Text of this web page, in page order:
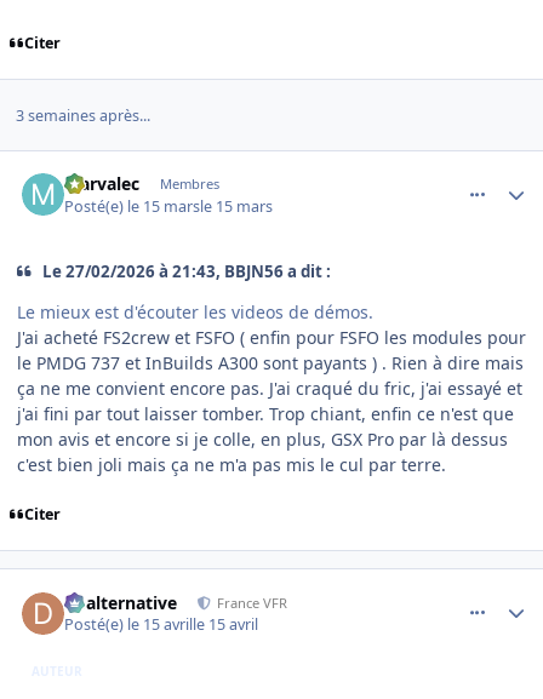
Citer
3 semaines après...
Marvalec Membres
Posté(e) le 15 marsle 15 mars
Le 27/02/2026 à 21:43, BBJN56 a dit :
Le mieux est d'écouter les videos de démos.
J'ai acheté FS2crew et FSFO ( enfin pour FSFO les modules pour
le PMDG 737 et InBuilds A300 sont payants ) . Rien à dire mais
ça ne me convient encore pas. J'ai craqué du fric, j'ai essayé et
j'ai fini par tout laisser tomber. Trop chiant, enfin ce n'est que
mon avis et encore si je colle, en plus, GSX Pro par là dessus
c'est bien joli mais ça ne m'a pas mis le cul par terre.
Citer
dbalternative France VFR
Posté(e) le 15 avrille 15 avril
AUTEUR